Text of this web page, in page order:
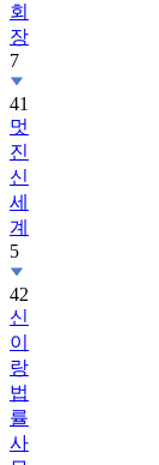
회
장
7
41
멋
진
신
세
계
5
42
신
이
랑
법
률
사